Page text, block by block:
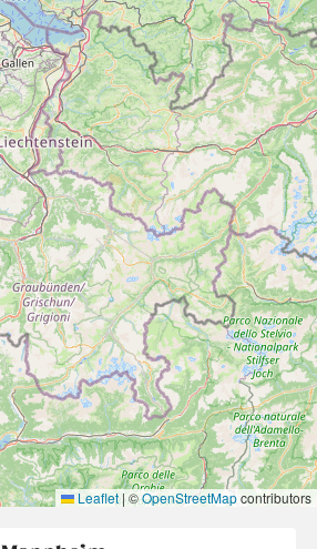
Leaflet|©OpenStreetMapcontributors